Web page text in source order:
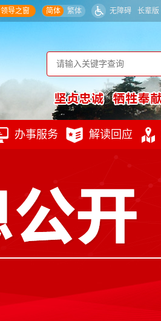
领导之窗 简体 繁体 无障碍 长辈版
办事服务 解读回应